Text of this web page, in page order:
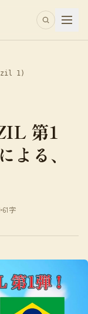
1)
第1
よる、
61字